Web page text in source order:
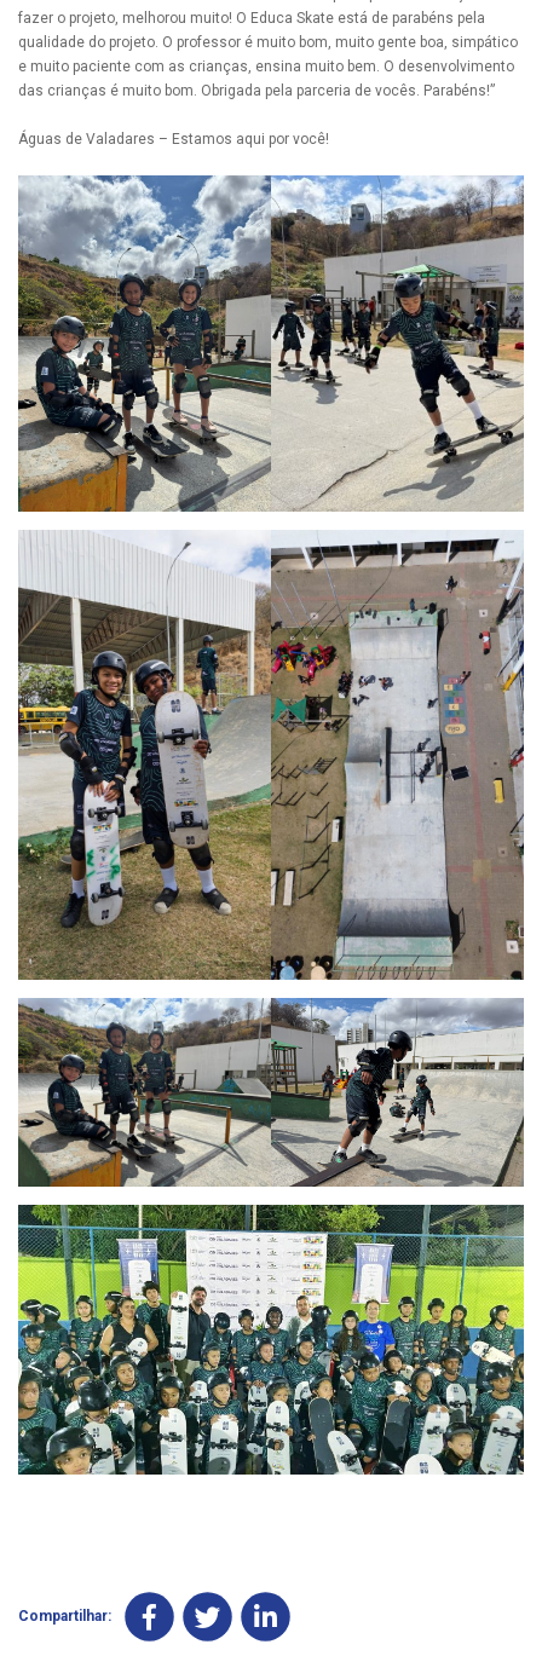
fazer o projeto, melhorou muito! O Educa Skate está de parabéns pela
qualidade do projeto. O professor é muito bom, muito gente boa, simpático
e muito paciente com as crianças, ensina muito bem. O desenvolvimento
das crianças é muito bom. Obrigada pela parceria de vocês. Parabéns!”
Águas de Valadares – Estamos aqui por você!
Compartilhar: